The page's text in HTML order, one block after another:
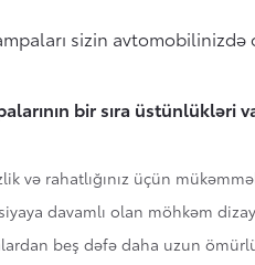
sizin
bir sıra üstünlükləri
və rahatlığınız üçün
davamlı olan möhkəm
beş dəfə daha uzun